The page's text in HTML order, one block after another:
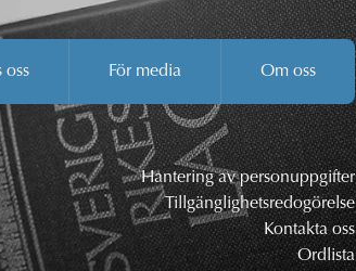
oss För media Om oss
Hantering av personuppgifter
Tillgänglighetsredogörelse
Kontakta oss
Ordlista